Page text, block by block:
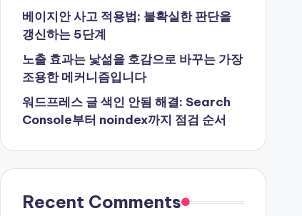
베이지안 사고 적용법: 불확실한 판단을
갱신하는 5단계
노출 효과는 낯섦을 호감으로 바꾸는 가장
조용한 메커니즘입니다
워드프레스 글 색인 안됨 해결: Search
Console부터 noindex까지 점검 순서
Recent Comments